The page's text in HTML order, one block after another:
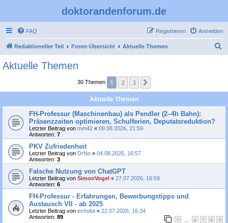
doktorandenforum.de
FAQ Anmelden
Registrieren
Redaktioneller Teil Foren-Übersicht Aktuelle Themen
Aktuelle Themen
30 Themen 1 2 3
Aktuelle Themen
FH-Professur (Maschinenbau) als Pendler (2–4h Bahn):
Präsenzzeiten optimieren, Schulferien, Deputatsreduktion?
Letzter Beitrag von mm42 « 09.08.2026, 21:59
Antworten: 7
PKV Zufriedenheit
Letzter Beitrag von DrNo « 04.08.2026, 16:57
Antworten: 3
Falsche Nutzung von ChatGPT
Letzter Beitrag von SimonVogel « 27.07.2026, 16:59
Antworten: 6
FH-Professur - Erfahrungen, Bewerbungstipps und
Austausch VII - ab 2025
Letzter Beitrag von echolot « 22.07.2026, 16:34
Antworten: 89 1 … 6 7 8 9